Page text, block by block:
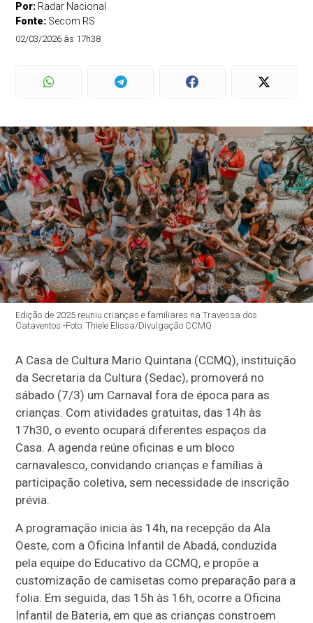
Por: Radar Nacional
Fonte: Secom RS
02/03/2026 às 17h38
Edição de 2025 reuniu crianças e familiares na Travessa dos
Cataventos -Foto: Thiele Elissa/Divulgação CCMQ
A Casa de Cultura Mario Quintana (CCMQ), instituição
da Secretaria da Cultura (Sedac), promoverá no
sábado (7/3) um Carnaval fora de época para as
crianças. Com atividades gratuitas, das 14h às
17h30, o evento ocupará diferentes espaços da
Casa. A agenda reúne oficinas e um bloco
carnavalesco, convidando crianças e famílias à
participação coletiva, sem necessidade de inscrição
prévia.
A programação inicia às 14h, na recepção da Ala
Oeste, com a Oficina Infantil de Abadá, conduzida
pela equipe do Educativo da CCMQ, e propõe a
customização de camisetas como preparação para a
folia. Em seguida, das 15h às 16h, ocorre a Oficina
Infantil de Bateria, em que as crianças constroem